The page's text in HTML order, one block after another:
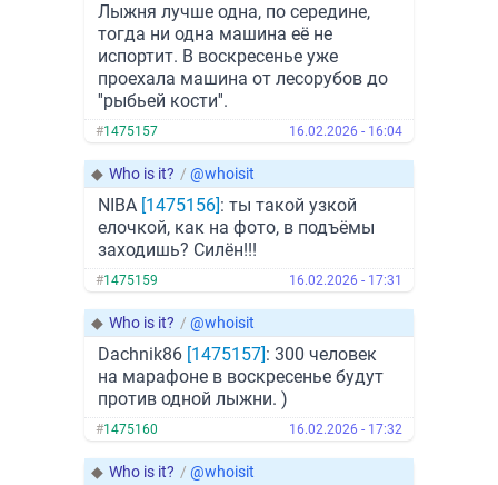
Лыжня лучше одна, по середине,
тогда ни одна машина её не
испортит. В воскресенье уже
проехала машина от лесорубов до
''рыбьей кости''.
#1475157 16.02.2026 - 16:04
◆ Who is it? / @whoisit
NIBA [1475156]: ты такой узкой
елочкой, как на фото, в подъёмы
заходишь? Силён!!!
#1475159 16.02.2026 - 17:31
◆ Who is it? / @whoisit
Dachnik86 [1475157]: 300 человек
на марафоне в воскресенье будут
против одной лыжни. )
#1475160 16.02.2026 - 17:32
◆ Who is it? / @whoisit